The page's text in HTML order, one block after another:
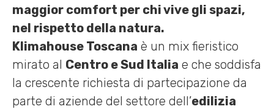
maggior comfort per chi vive gli spazi,
nel rispetto della natura.
Klimahouse Toscana è un mix fieristico
mirato al Centro e Sud Italia e che soddisfa
la crescente richiesta di partecipazione da
parte di aziende del settore dell’edilizia